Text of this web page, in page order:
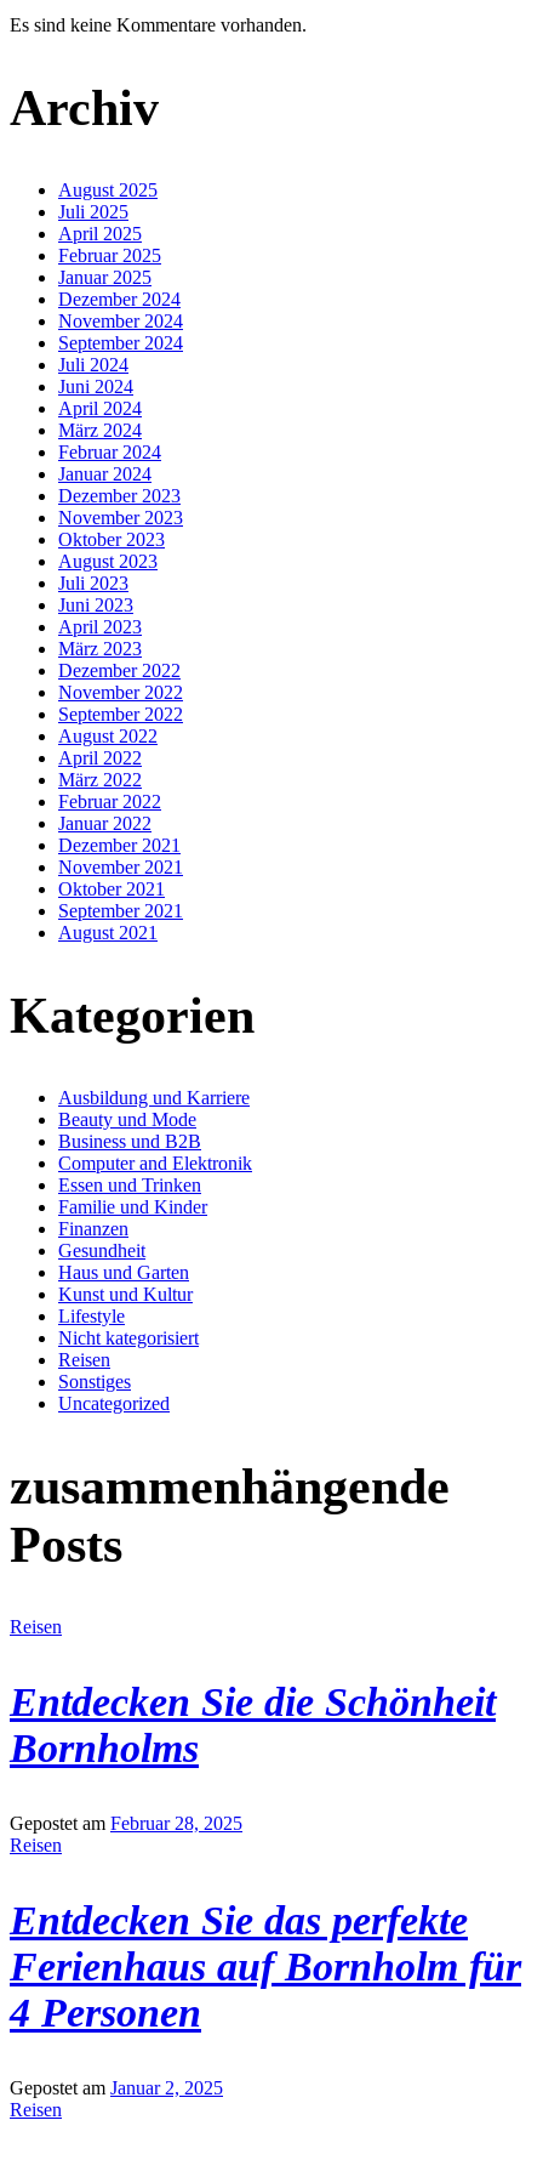
Es sind keine Kommentare vorhanden.
Archiv
August 2025
Juli 2025
April 2025
Februar 2025
Januar 2025
Dezember 2024
November 2024
September 2024
Juli 2024
Juni 2024
April 2024
März 2024
Februar 2024
Januar 2024
Dezember 2023
November 2023
Oktober 2023
August 2023
Juli 2023
Juni 2023
April 2023
März 2023
Dezember 2022
November 2022
September 2022
August 2022
April 2022
März 2022
Februar 2022
Januar 2022
Dezember 2021
November 2021
Oktober 2021
September 2021
August 2021
Kategorien
Ausbildung und Karriere
Beauty und Mode
Business und B2B
Computer and Elektronik
Essen und Trinken
Familie und Kinder
Finanzen
Gesundheit
Haus und Garten
Kunst und Kultur
Lifestyle
Nicht kategorisiert
Reisen
Sonstiges
Uncategorized
zusammenhängende
Posts
Reisen
Entdecken Sie die Schönheit
Bornholms
Gepostet am Februar 28, 2025
Reisen
Entdecken Sie das perfekte
Ferienhaus auf Bornholm für
4 Personen
Gepostet am Januar 2, 2025
Reisen